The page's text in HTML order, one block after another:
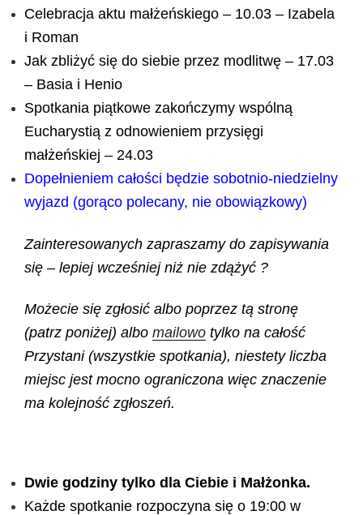
Celebracja aktu małżeńskiego – 10.03 – Izabela
i Roman
Jak zbliżyć się do siebie przez modlitwę – 17.03
– Basia i Henio
Spotkania piątkowe zakończymy wspólną
Eucharystią z odnowieniem przysięgi
małżeńskiej – 24.03
Dopełnieniem całości będzie sobotnio-niedzielny
wyjazd (gorąco polecany, nie obowiązkowy)
Zainteresowanych zapraszamy do zapisywania
się – lepiej wcześniej niż nie zdążyć ?
Możecie się zgłosić albo poprzez tą stronę
(patrz poniżej) albo mailowo tylko na całość
Przystani (wszystkie spotkania), niestety liczba
miejsc jest mocno ograniczona więc znaczenie
ma kolejność zgłoszeń.
Dwie godziny tylko dla Ciebie i Małżonka.
Każde spotkanie rozpoczyna się o 19:00 w